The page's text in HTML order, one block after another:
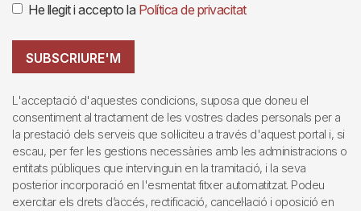
He llegit i accepto la Política de privacitat
SUBSCRIURE'M
L'acceptació d'aquestes condicions, suposa que doneu el
consentiment al tractament de les vostres dades personals per a
la prestació dels serveis que sol·liciteu a través d'aquest portal i, si
escau, per fer les gestions necessàries amb les administracions o
entitats públiques que intervinguin en la tramitació, i la seva
posterior incorporació en l'esmentat fitxer automatitzat. Podeu
exercitar els drets d’accés, rectificació, cancel·lació i oposició en